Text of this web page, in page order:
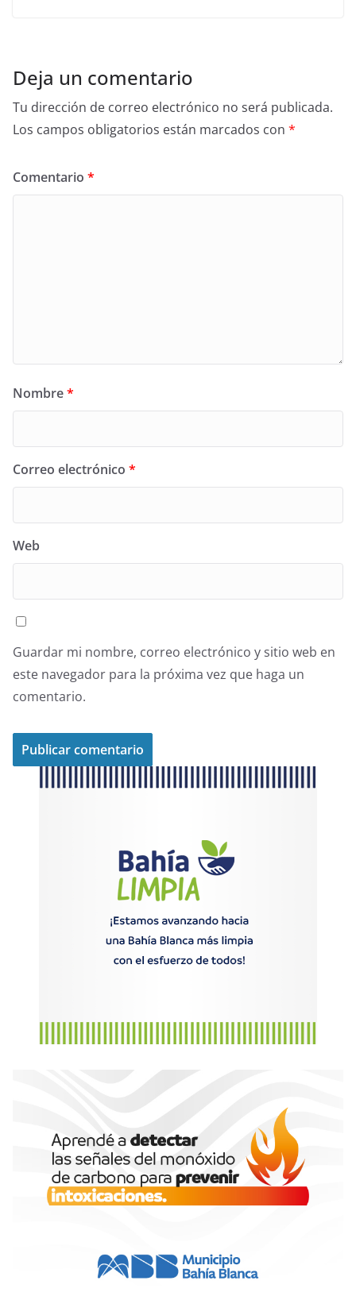
Deja un comentario
Tu dirección de correo electrónico no será publicada.
Los campos obligatorios están marcados con *
Comentario *
Nombre*
Correo electrónico *
Web
Guardar mi nombre, correo electrónico y sitio web en
este navegador para la próxima vez que haga un
comentario.